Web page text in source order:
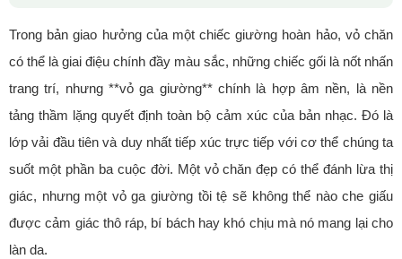
Trong bản giao hưởng của một chiếc giường hoàn hảo, vỏ chăn
có thể là giai điệu chính đầy màu sắc, những chiếc gối là nốt nhấn
trang trí, nhưng **vỏ ga giường** chính là hợp âm nền, là nền
tảng thầm lặng quyết định toàn bộ cảm xúc của bản nhạc. Đó là
lớp vải đầu tiên và duy nhất tiếp xúc trực tiếp với cơ thể chúng ta
suốt một phần ba cuộc đời. Một vỏ chăn đẹp có thể đánh lừa thị
giác, nhưng một vỏ ga giường tồi tệ sẽ không thể nào che giấu
được cảm giác thô ráp, bí bách hay khó chịu mà nó mang lại cho
làn da.